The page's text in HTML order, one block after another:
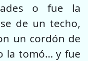
o fue la
de un techo,
un cordón de
la tomó… y fue